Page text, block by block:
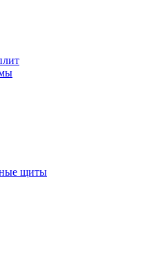
щиты